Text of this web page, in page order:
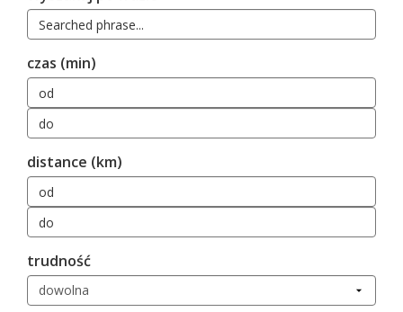
czas (min)
distance (km)
trudność